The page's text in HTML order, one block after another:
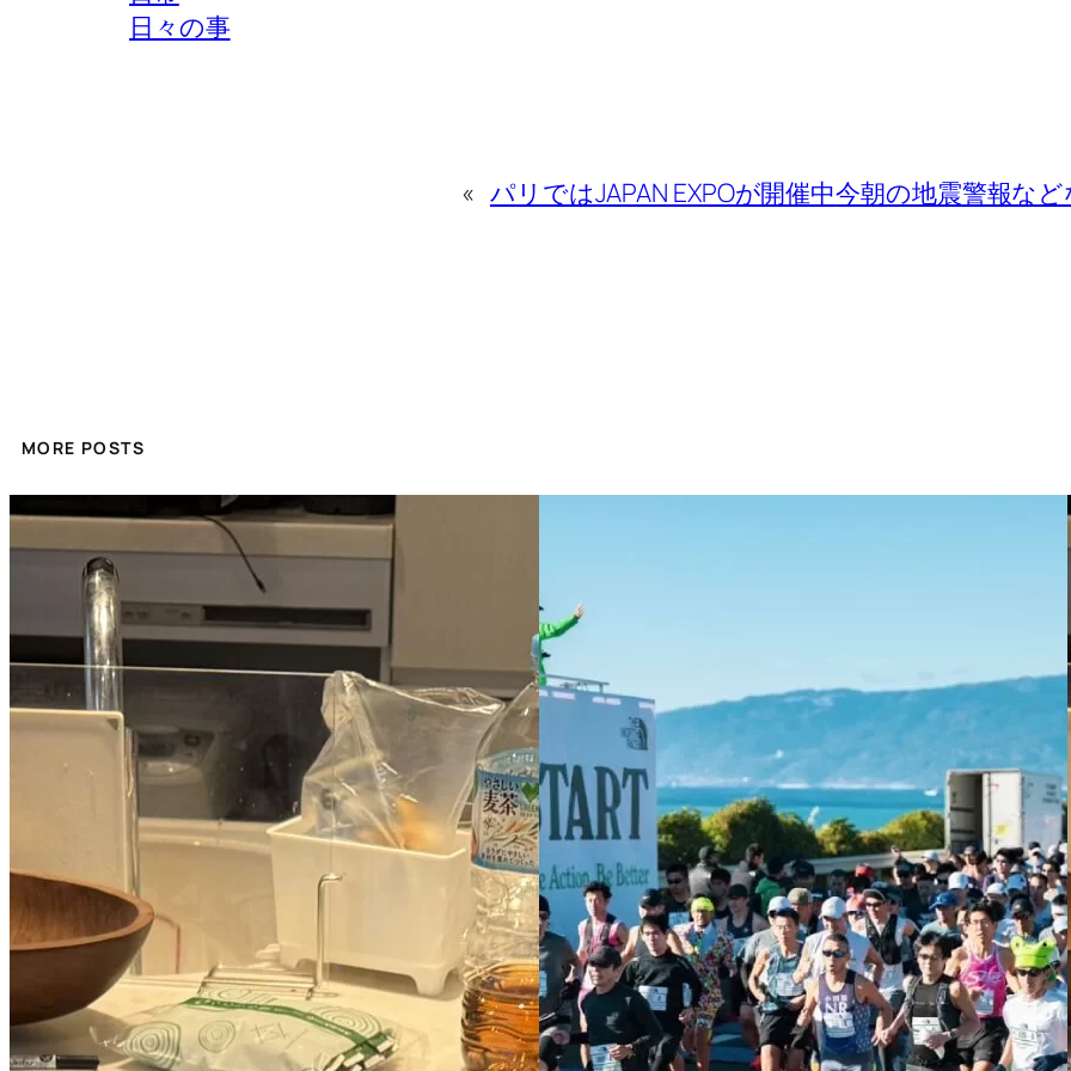
日々の事
« パリではJAPAN EXPOが開催中今朝の地震警報な
MORE POSTS